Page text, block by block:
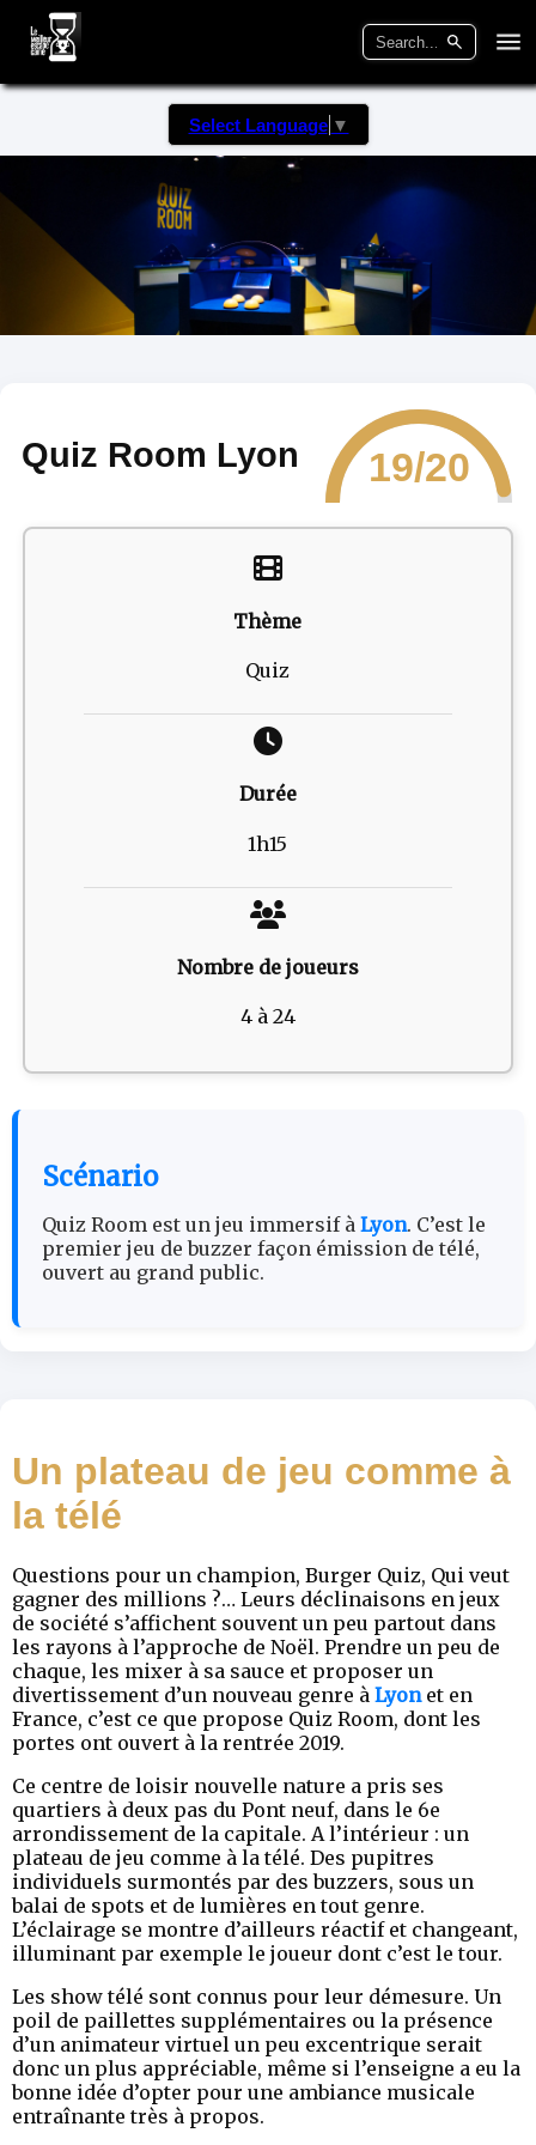
Select Language ▼
Quiz Room Lyon 19/20
Thème
Quiz
Durée
1h15
Nombre de joueurs
4 à 24
Scénario
Quiz Room est un jeu immersif à Lyon. C’est le
premier jeu de buzzer façon émission de télé,
ouvert au grand public.
Un plateau de jeu comme à
la télé
Questions pour un champion, Burger Quiz, Qui veut
gagner des millions ?… Leurs déclinaisons en jeux
de société s’affichent souvent un peu partout dans
les rayons à l’approche de Noël. Prendre un peu de
chaque, les mixer à sa sauce et proposer un
divertissement d’un nouveau genre à Lyonet en
France, c’est ce que propose Quiz Room, dont les
portes ont ouvert à la rentrée 2019.
Ce centre de loisir nouvelle nature a pris ses
quartiers à deux pas du Pont neuf, dans le 6e
arrondissement de la capitale. A l’intérieur : un
plateau de jeu comme à la télé. Des pupitres
individuels surmontés par des buzzers, sous un
balai de spots et de lumières en tout genre.
L’éclairage se montre d’ailleurs réactif et changeant,
illuminant par exemple le joueur dont c’est le tour.
Les show télé sont connus pour leur démesure. Un
poil de paillettes supplémentaires ou la présence
d’un animateur virtuel un peu excentrique serait
donc un plus appréciable, même si l’enseigne a eu la
bonne idée d’opter pour une ambiance musicale
entraînante très à propos.